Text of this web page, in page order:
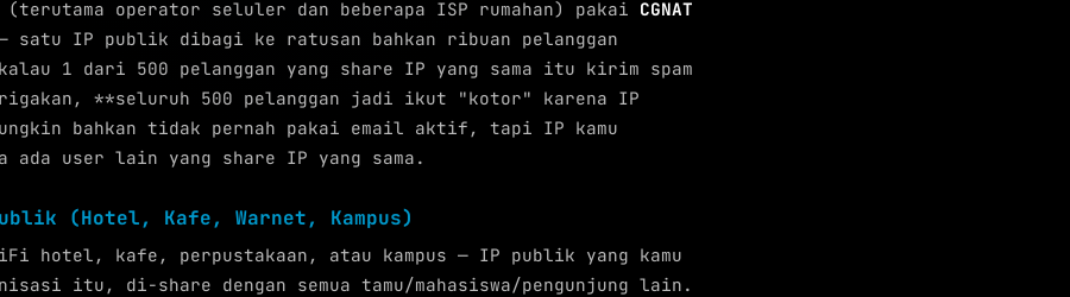
(terutama operator seluler dan beberapa ISP rumahan) pakai CGNAT
satu IP publik dibagi ke ratusan bahkan ribuan pelanggan
1 dari 500 pelanggan yang share IP yang sama itu kirim spam
**seluruh 500 pelanggan jadi ikut "kotor" karena IP
bahkan tidak pernah pakai email aktif, tapi IP kamu
ada user lain yang share IP yang sama.
(Hotel, Kafe, Warnet, Kampus)
hotel, kafe, perpustakaan, atau kampus — IP publik yang kamu
itu, di-share dengan semua tamu/mahasiswa/pengunjung lain.